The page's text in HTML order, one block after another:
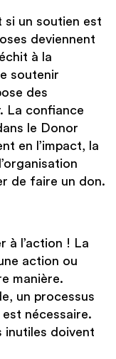
si un soutien est
deviennent
à la
soutenir
des
La confiance
le Donor
en l’impact, la
de faire un don.
à l’action ! La
action ou
manière.
un processus
nécessaire.
inutiles doivent